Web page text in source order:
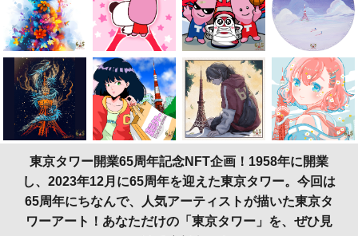
東京タワー開業65周年記念NFT企画！ 1958年に開業
し、2023年12月に65周年を迎えた東京タワー。 今回は
65周年にちなんで、人気アーティストが描いた東京タ
ワーアート！ あなただけの「東京タワー」を、ぜひ見